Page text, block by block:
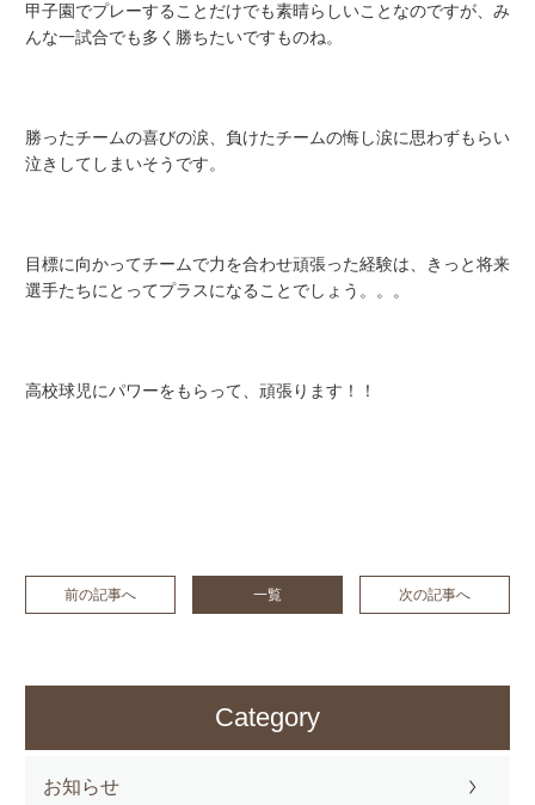
甲子園でプレーすることだけでも素晴らしいことなのですが、み
んな一試合でも多く勝ちたいですものね。
勝ったチームの喜びの涙、負けたチームの悔し涙に思わずもらい
泣きしてしまいそうです。
目標に向かってチームで力を合わせ頑張った経験は、きっと将来
選手たちにとってプラスになることでしょう。。。
高校球児にパワーをもらって、頑張ります！！
前の記事へ 一覧 次の記事へ
Category
お知らせ